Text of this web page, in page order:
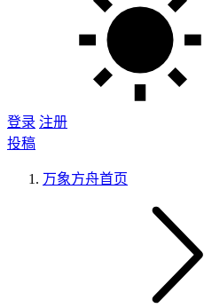
登录 注册
投稿
万象方舟首页